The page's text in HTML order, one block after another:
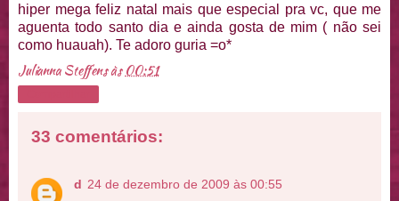
hiper mega feliz natal mais que especial pra vc, que me
aguenta todo santo dia e ainda gosta de mim ( não sei
como huauah). Te adoro guria =o*
Julianna Steffensàs00:51
33 comentários:
d 24 de dezembro de 2009 às 00:55